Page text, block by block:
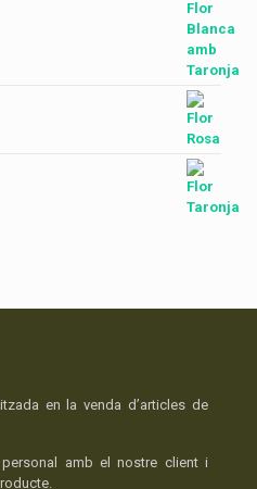
en la venda d’articles de
amb el nostre client i